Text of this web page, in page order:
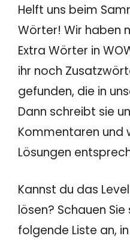
Helft uns beim
Wörter! Wir haben
Extra Wörter in
ihr noch
gefunden, die in
Dann schreibt sie
Kommentaren und
Lösungen
Kannst du das
lösen? Schauen
folgende Liste an,